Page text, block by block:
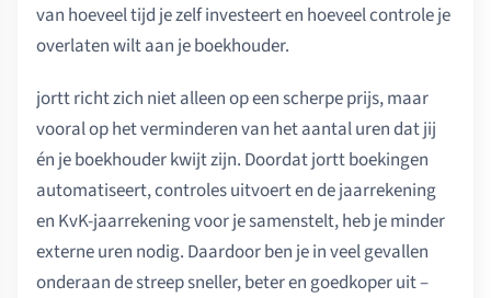
van hoeveel tijd je zelf investeert en hoeveel controle je
overlaten wilt aan je boekhouder.
jortt richt zich niet alleen op een scherpe prijs, maar
vooral op het verminderen van het aantal uren dat jij
én je boekhouder kwijt zijn. Doordat jortt boekingen
automatiseert, controles uitvoert en de jaarrekening
en KvK-jaarrekening voor je samenstelt, heb je minder
externe uren nodig. Daardoor ben je in veel gevallen
onderaan de streep sneller, beter en goedkoper uit –